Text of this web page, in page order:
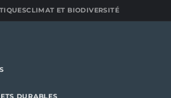
CLIMAT ET BIODIVERSITÉ
DURABLES